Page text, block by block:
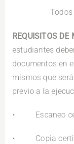
Todos
REQUISITOS
estudiantes
documentos en
mismos que
previo a la
• Escaneo
• Copia